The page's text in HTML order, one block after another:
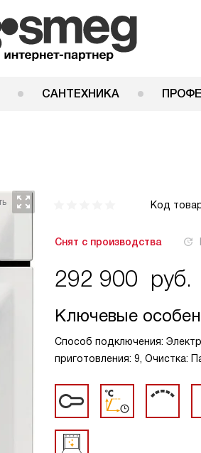
САНТЕХНИКА
Код
Снят с производства
292 900 руб.
Ключевые
Способ подключения:
приготовления: 9, Очистка: